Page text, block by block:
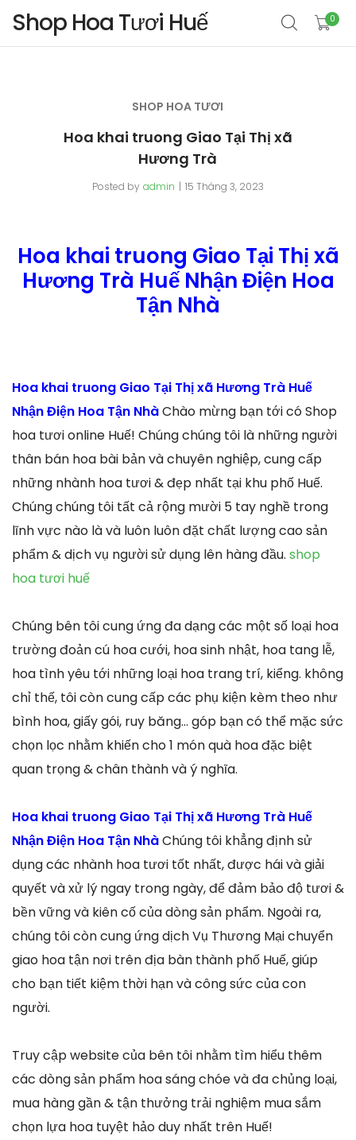
Shop Hoa Tươi Huế 0
SHOP HOA TƯƠI
Hoa khai truong Giao Tại Thị xã
Hương Trà
Posted by admin 15 Tháng 3, 2023
Hoa khai truong Giao Tại Thị xã
Hương Trà Huế Nhận Điện Hoa
Tận Nhà
Hoa khai truong Giao Tại Thị xã Hương Trà Huế
Nhận Điện Hoa Tận NhàChào mừng bạn tới có Shop
hoa tươi online Huế! Chúng chúng tôi là những người
thân bán hoa bài bản và chuyên nghiệp, cung cấp
những nhành hoa tươi & đẹp nhất tại khu phố Huế.
Chúng chúng tôi tất cả rộng mười 5 tay nghề trong
lĩnh vực nào là và luôn luôn đặt chất lượng cao sản
phẩm & dịch vụ người sử dụng lên hàng đầu. shop
hoa tươi huế
Chúng bên tôi cung ứng đa dạng các một số loại hoa
trường đoản cú hoa cưới, hoa sinh nhật, hoa tang lễ,
hoa tình yêu tới những loại hoa trang trí, kiểng. không
chỉ thế, tôi còn cung cấp các phụ kiện kèm theo như
bình hoa, giấy gói, ruy băng… góp bạn có thể mặc sức
chọn lọc nhằm khiến cho 1 món quà hoa đặc biệt
quan trọng & chân thành và ý nghĩa.
Hoa khai truong Giao Tại Thị xã Hương Trà Huế
Nhận Điện Hoa Tận NhàChúng tôi khẳng định sử
dụng các nhành hoa tươi tốt nhất, được hái và giải
quyết và xử lý ngay trong ngày, để đảm bảo độ tươi &
bền vững và kiên cố của dòng sản phẩm. Ngoài ra,
chúng tôi còn cung ứng dịch Vụ Thương Mại chuyển
giao hoa tận nơi trên địa bàn thành phố Huế, giúp
cho bạn tiết kiệm thời hạn và công sức của con
người.
Truy cập website của bên tôi nhằm tìm hiểu thêm
các dòng sản phẩm hoa sáng chóe và đa chủng loại,
mua hàng gần & tận thưởng trải nghiệm mua sắm
chọn lựa hoa tuyệt hảo duy nhất trên Huế!